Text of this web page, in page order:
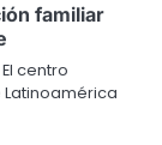
familiar
centro